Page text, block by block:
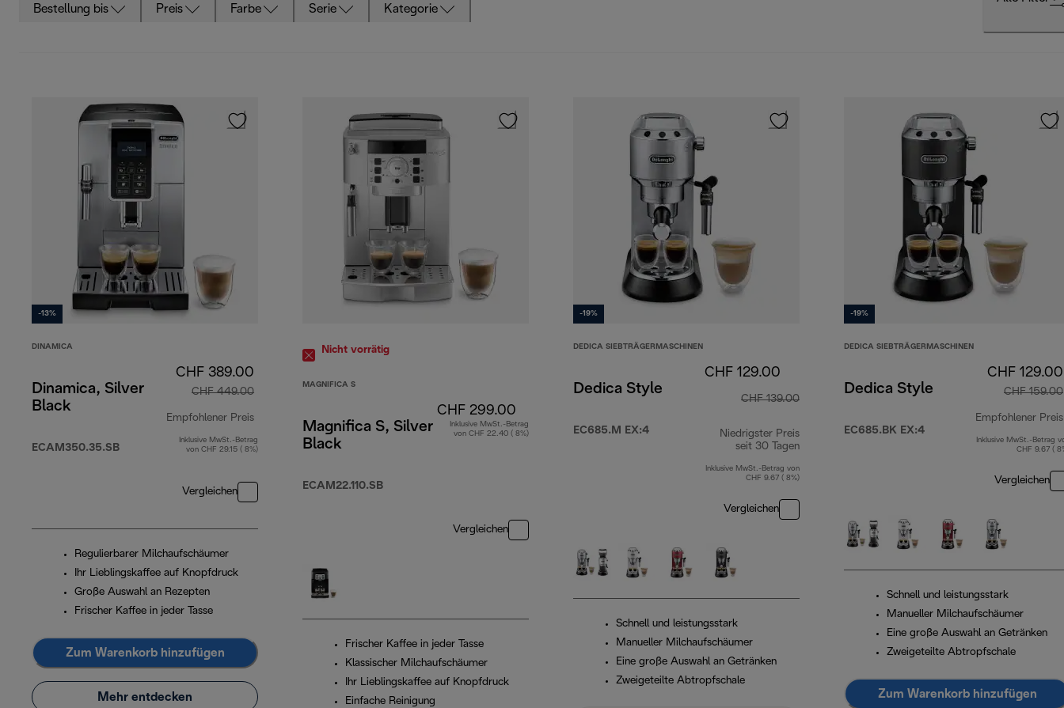
Bestellung bis Preis Farbe Serie Kategorie
-13%
DINAMICA
Dinamica, Silver
Black
ECAM350.35.SB
CHF 389.00
CHF 449.00
Empfohlener Preis
Originalpreis CHF 449.00
Inklusive MwSt.-Betrag
von CHF 29.15 ( 8%)
Vergleichen
Regulierbarer Milchaufschäumer
Ihr Lieblingskaffee auf Knopfdruck
Große Auswahl an Rezepten
Frischer Kaffee in jeder Tasse
Zum Warenkorb hinzufügen
Mehr entdecken
Nicht vorrätig
MAGNIFICA S
Magnifica S, Silver
Black
ECAM22.110.SB
CHF 299.00
Inklusive MwSt.-Betrag
von CHF 22.40 ( 8%)
Vergleichen
Frischer Kaffee in jeder Tasse
Klassischer Milchaufschäumer
Ihr Lieblingskaffee auf Knopfdruck
Einfache Reinigung
-19%
DEDICA SIEBTRÄGERMASCHINEN
Dedica Style
EC685.M EX:4
CHF 129.00
CHF 139.00
Niedrigster Preis
seit 30 Tagen
Inklusive MwSt.-Betrag von
CHF 9.67 ( 8%)
Vergleichen
Schnell und leistungsstark
Manueller Milchaufschäumer
Eine große Auswahl an Getränken
Zweigeteilte Abtropfschale
-19%
DEDICA SIEBTRÄGERMASCHINEN
Dedica Style
EC685.BK EX:4
CHF 129.00
CHF 159.00
Empfohlener Preis
Inklusive MwSt.-Betrag
CHF 9.67 (
Vergleichen
Schnell und leistungsstark
Manueller Milchaufschäumer
Eine große Auswahl an Getränken
Zweigeteilte Abtropfschale
Zum Warenkorb hinzufügen